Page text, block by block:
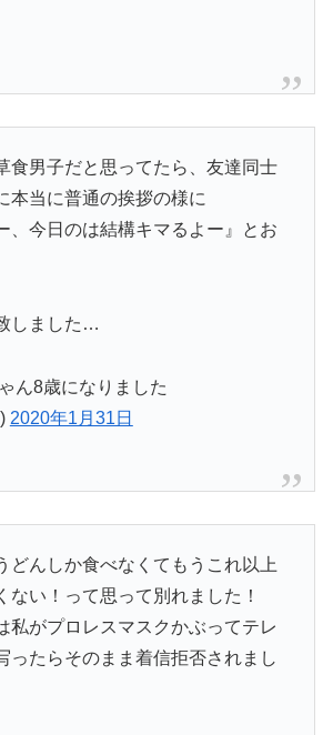
食男子だと思ってたら、友達同士
本当に普通の挨拶の様に
、今日のは結構キマるよー』とお
しました…
ん8歳になりました
2020年1月31日
どんしか食べなくてもうこれ以上
ない！って思って別れました！
私がプロレスマスクかぶってテレ
ったらそのまま着信拒否されまし